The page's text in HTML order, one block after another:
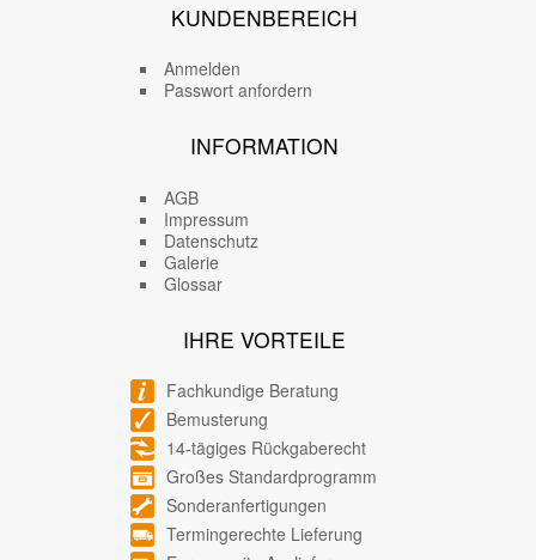
KUNDENBEREICH
Anmelden
Passwort anfordern
INFORMATION
AGB
Impressum
Datenschutz
Galerie
Glossar
IHRE VORTEILE
Fachkundige Beratung
Bemusterung
14-tägiges Rückgaberecht
Großes Standardprogramm
Sonderanfertigungen
Termingerechte Lieferung